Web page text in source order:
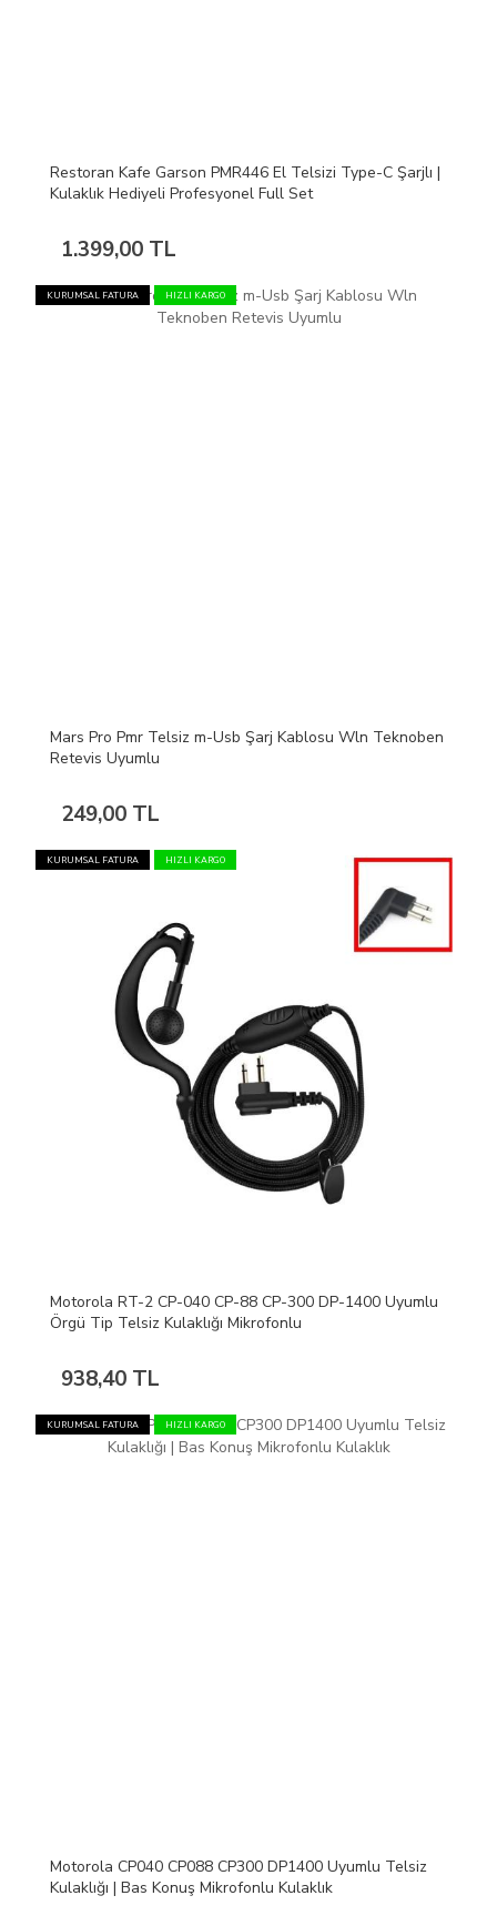
Restoran Kafe Garson PMR446 El Telsizi Type-C Şarjlı |
Kulaklık Hediyeli Profesyonel Full Set
1.399,00 TL
KURUMSAL FATURA HIZLI KARGO
Mars Pro Pmr Telsiz m-Usb Şarj Kablosu Wln Teknoben
Retevis Uyumlu
249,00 TL
KURUMSAL FATURA HIZLI KARGO
Motorola RT-2 CP-040 CP-88 CP-300 DP-1400 Uyumlu
Örgü Tip Telsiz Kulaklığı Mikrofonlu
938,40 TL
KURUMSAL FATURA HIZLI KARGO
Motorola CP040 CP088 CP300 DP1400 Uyumlu Telsiz
Kulaklığı | Bas Konuş Mikrofonlu Kulaklık